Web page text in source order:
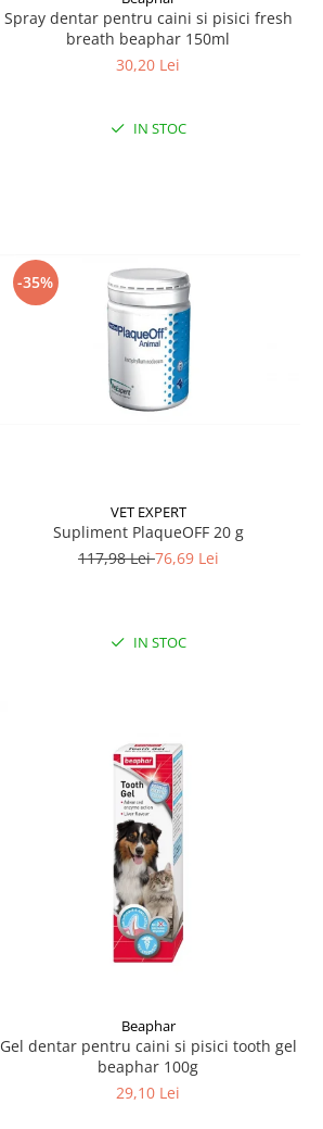
Spray dentar pentru caini si pisici fresh
breath beaphar 150ml
30,20 Lei
IN STOC
-35%
VET EXPERT
Supliment PlaqueOFF 20 g
117,98 Lei76,69 Lei
IN STOC
Beaphar
Gel dentar pentru caini si pisici tooth gel
beaphar 100g
29,10 Lei